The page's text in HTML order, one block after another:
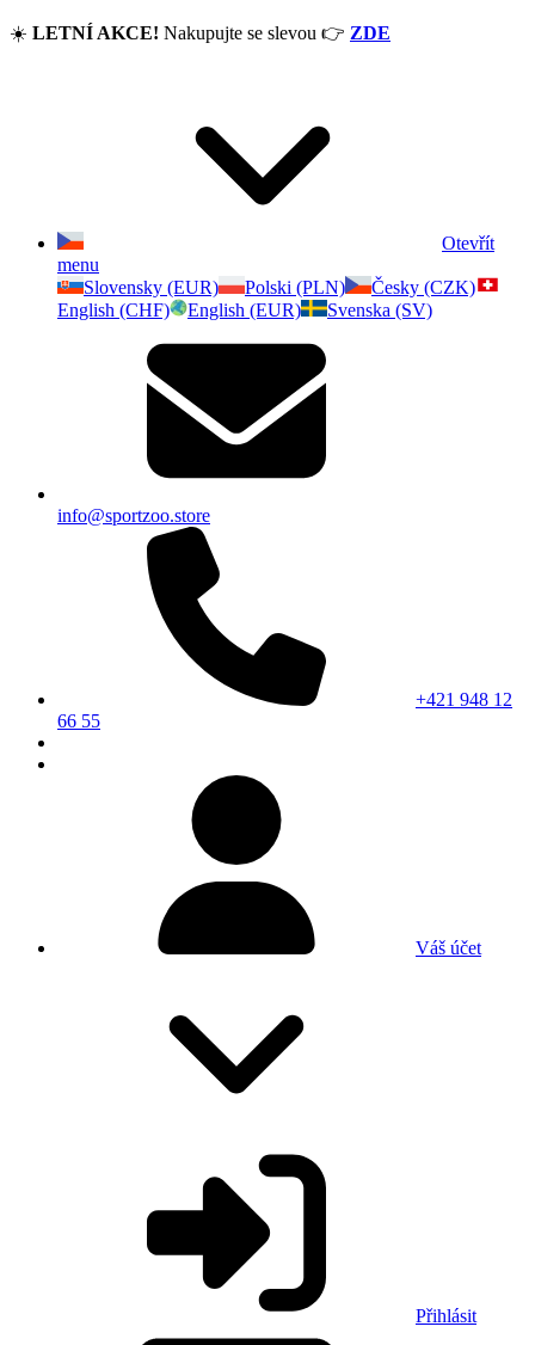
☀️ LETNÍ AKCE! Nakupujte se slevou 👉 ZDE
Otevřít
menu
Slovensky (EUR)
Polski (PLN)
Česky (CZK)
English (CHF)
English (EUR) Svenska (SV)
info@sportzoo.store
+421 948 12
66 55
Váš účet
Přihlásit